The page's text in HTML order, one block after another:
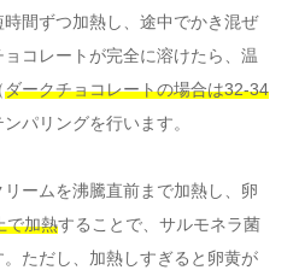
間ずつ加熱し、途中でかき混ぜ
コレートが完全に溶けたら、温
ダークチョコレートの場合は32-34
パリングを行います。
ームを沸騰直前まで加熱し、卵
で加熱することで、サルモネラ菌
ただし、加熱しすぎると卵黄が